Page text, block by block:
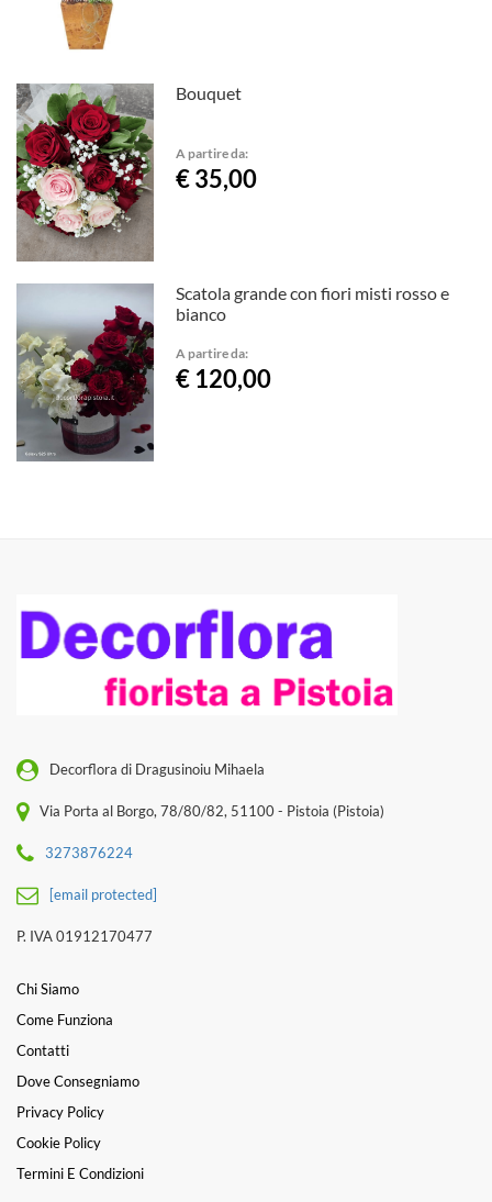
Bouquet
A partire da:
€ 35,00
Scatola grande con fiori misti rosso e
bianco
A partire da:
€ 120,00
Decorflora di Dragusinoiu Mihaela
Via Porta al Borgo, 78/80/82, 51100 - Pistoia (Pistoia)
3273876224
[email protected]
P. IVA 01912170477
Chi Siamo
Come Funziona
Contatti
Dove Consegniamo
Privacy Policy
Cookie Policy
Termini E Condizioni